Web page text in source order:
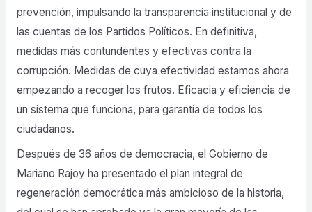
prevención, impulsando la transparencia institucional y de
las cuentas de los Partidos Políticos. En definitiva,
medidas más contundentes y efectivas contra la
corrupción. Medidas de cuya efectividad estamos ahora
empezando a recoger los frutos. Eficacia y eficiencia de
un sistema que funciona, para garantía de todos los
ciudadanos.
Después de 36 años de democracia, el Gobierno de
Mariano Rajoy ha presentado el plan integral de
regeneración democrática más ambicioso de la historia,